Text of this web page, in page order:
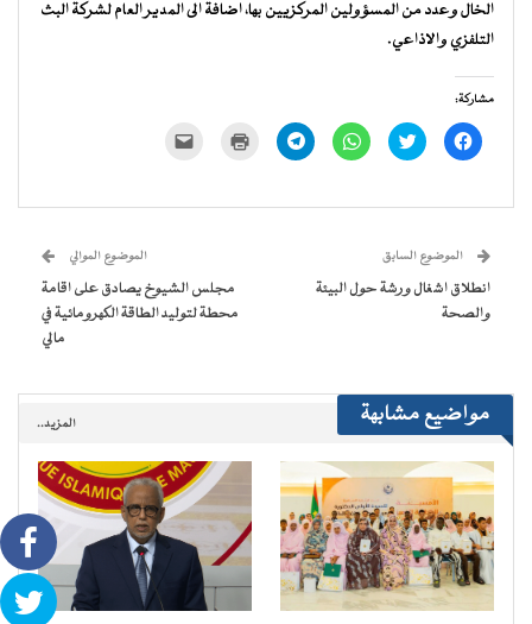
الخال وعدد من المسؤولين المركزيين بها، اضافة الى المدير العام لشركة البث
التلفزي والاذاعي.
مشاركة:
انقر
للمشاركة
في
اضغط
للمشاركة
في
انقر
للمشاركة
في
انقر
للمشاركة
في
للطباعة
جديدة) الإلكتروني
نافذة
جديدة)
الموضوع السابق
انطلاق اشغال ورشة حول البيئة
والصحة
الموضوع الموالي
مجلس الشيوخ يصادق على اقامة
محطة لتوليد الطاقة الكهرومائية في
مالي
مواضيع مشابهة المزيد..